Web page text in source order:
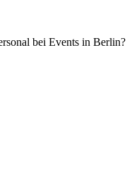
bei Events in Berlin?